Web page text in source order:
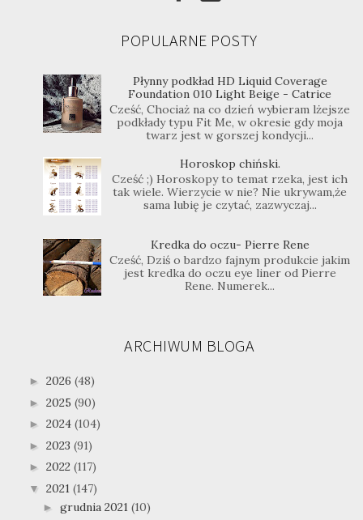
POPULARNE POSTY
Płynny podkład HD Liquid Coverage
Foundation 010 Light Beige - Catrice
Cześć, Chociaż na co dzień wybieram lżejsze
podkłady typu Fit Me, w okresie gdy moja
twarz jest w gorszej kondycji...
Horoskop chiński.
Cześć ;) Horoskopy to temat rzeka, jest ich
tak wiele. Wierzycie w nie? Nie ukrywam,że
sama lubię je czytać, zazwyczaj...
Kredka do oczu- Pierre Rene
Cześć, Dziś o bardzo fajnym produkcie jakim
jest kredka do oczu eye liner od Pierre
Rene. Numerek...
ARCHIWUM BLOGA
► 2026 (48)
► 2025 (90)
► 2024 (104)
► 2023 (91)
► 2022 (117)
▼ 2021 (147)
► grudnia 2021 (10)